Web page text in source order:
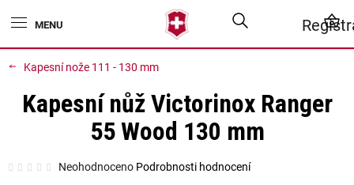
na
Kapesní nože 111 - 130 mm
Kapesní nůž Victorinox Ranger
55 Wood 130 mm
Průměrné
hodnocení
Neohodnoceno Podrobnosti hodnocení